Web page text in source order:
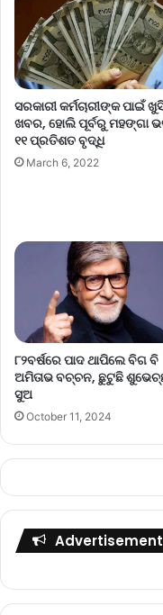
ସରକାରୀ କର୍ମଚାରୀଙ୍କ ପାଇଁ
ଖବର, ହୋଲି ପୂର୍ବରୁ ମହଙ୍ଗା
୧୧ ପ୍ରତିଶତ ବୃଦ୍ଧି
March 6, 2022
୮୨ବର୍ଷରେ ପାଦ ଥାପିଲେ ବିଗ ବି
ଅମିତାଭ ବଚ୍ଚନ, ଛୁଟୁଛି
ସୁଅ
October 11, 2024
Advertisement